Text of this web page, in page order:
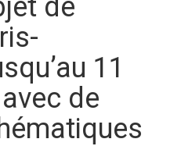
de
11
de